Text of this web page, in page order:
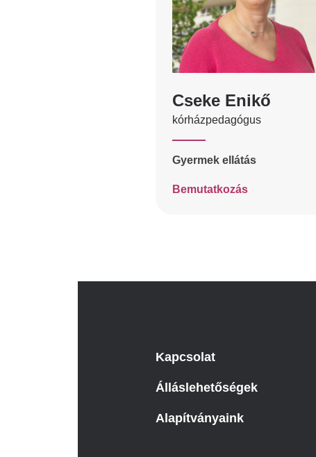
Cseke Enikő
kórházpedagógus
Gyermek ellátás
Bemutatkozás
Kapcsolat
Álláslehetőségek
Alapítványaink